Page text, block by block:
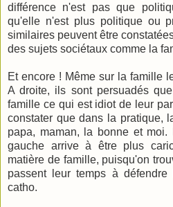
différence n'est pas que
qu'elle n'est plus politique ou
similaires peuvent être
des sujets sociétaux comme la
Et encore ! Même sur la famille
A droite, ils sont persuadés
famille ce qui est idiot de leur
constater que dans la pratique,
papa, maman, la bonne et
gauche arrive à être plus
matière de famille, puisqu'on
passent leur temps à
catho.